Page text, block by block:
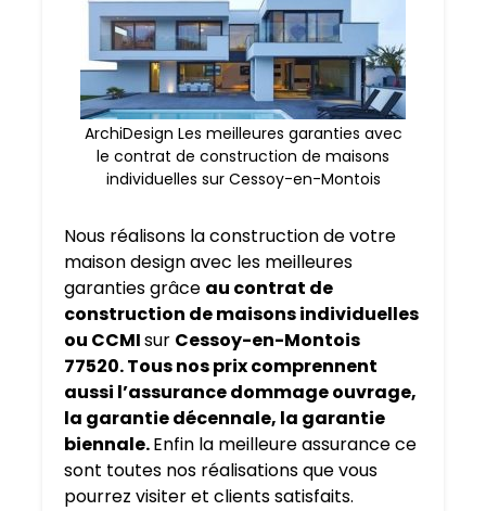
ArchiDesign Les meilleures garanties avec
le contrat de construction de maisons
individuelles sur Cessoy-en-Montois
Nous réalisons la construction de votre
maison design avec les meilleures
garanties grâce au contrat de
construction de maisons individuelles
ou CCMIsur Cessoy-en-Montois
77520. Tous nos prix comprennent
aussi l’assurance dommage ouvrage,
la garantie décennale, la garantie
biennale.Enfin la meilleure assurance ce
sont toutes nos réalisations que vous
pourrez visiter et clients satisfaits.